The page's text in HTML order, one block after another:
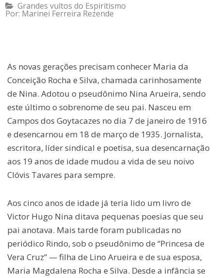
Grandes vultos do Espiritismo
Por: Marinei Ferreira Rezende
As novas gerações precisam conhecer Maria da
Conceição Rocha e Silva, chamada carinhosamente
de Nina. Adotou o pseudônimo Nina Arueira, sendo
este último o sobrenome de seu pai. Nasceu em
Campos dos Goytacazes no dia 7 de janeiro de 1916
e desencarnou em 18 de março de 1935. Jornalista,
escritora, líder sindical e poetisa, sua desencarnação
aos 19 anos de idade mudou a vida de seu noivo
Clóvis Tavares para sempre.
Aos cinco anos de idade já teria lido um livro de
Victor Hugo Nina ditava pequenas poesias que seu
pai anotava. Mais tarde foram publicadas no
periódico Rindo, sob o pseudônimo de “Princesa de
Vera Cruz” — filha de Lino Arueira e de sua esposa,
Maria Magdalena Rocha e Silva. Desde a infância se